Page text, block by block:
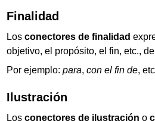
Finalidad
Losconectores de finalidad
objetivo, el propósito, el fin, etc.,
Por ejemplo:para,con el fin de,
Ilustración
Losconectores de ilustración o